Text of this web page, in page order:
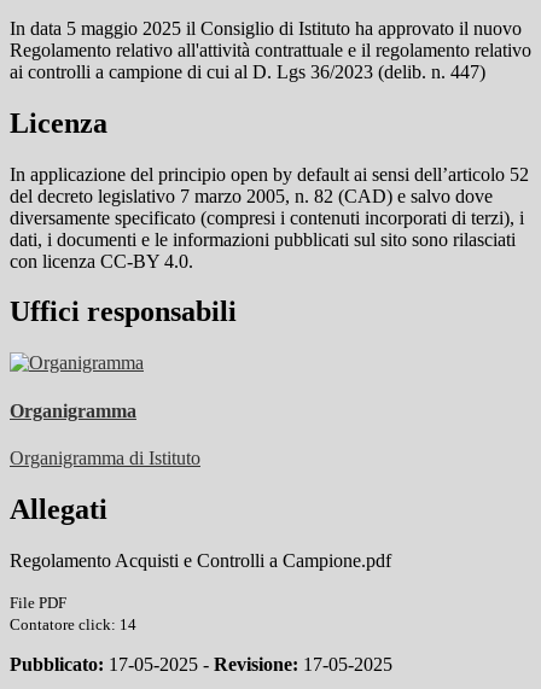
In data 5 maggio 2025 il Consiglio di Istituto ha approvato il nuovo
Regolamento relativo all'attività contrattuale e il regolamento relativo
ai controlli a campione di cui al D. Lgs 36/2023 (delib. n. 447)
Licenza
In applicazione del principio open by default ai sensi dell’articolo 52
del decreto legislativo 7 marzo 2005, n. 82 (CAD) e salvo dove
diversamente specificato (compresi i contenuti incorporati di terzi), i
dati, i documenti e le informazioni pubblicati sul sito sono rilasciati
con licenza CC-BY 4.0.
Uffici responsabili
Organigramma
Organigramma di Istituto
Allegati
Regolamento Acquisti e Controlli a Campione.pdf
File PDF
Contatore click: 14
Pubblicato: 17-05-2025 - Revisione: 17-05-2025